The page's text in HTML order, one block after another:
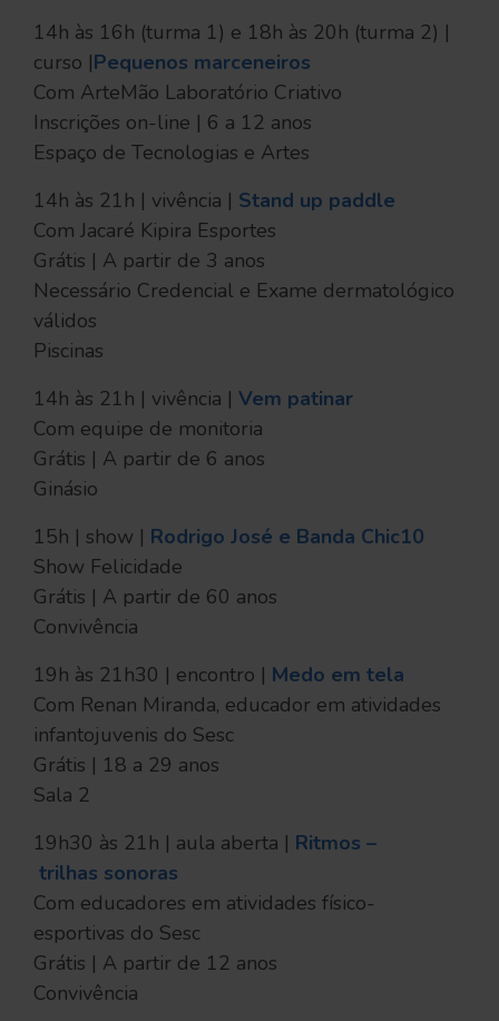
14h às 16h (turma 1) e 18h às 20h (turma 2) |
curso |Pequenos marceneiros
Com ArteMão Laboratório Criativo
Inscrições on-line | 6 a 12 anos
Espaço de Tecnologias e Artes
14h às 21h | vivência | Stand up paddle
Com Jacaré Kipira Esportes
Grátis | A partir de 3 anos
Necessário Credencial e Exame dermatológico
válidos
Piscinas
14h às 21h | vivência | Vem patinar
Com equipe de monitoria
Grátis | A partir de 6 anos
Ginásio
15h | show | Rodrigo José e Banda Chic10
Show Felicidade
Grátis | A partir de 60 anos
Convivência
19h às 21h30 | encontro | Medo em tela
Com Renan Miranda, educador em atividades
infantojuvenis do Sesc
Grátis | 18 a 29 anos
Sala 2
19h30 às 21h | aula aberta | Ritmos –
trilhas sonoras
Com educadores em atividades físico-
esportivas do Sesc
Grátis | A partir de 12 anos
Convivência